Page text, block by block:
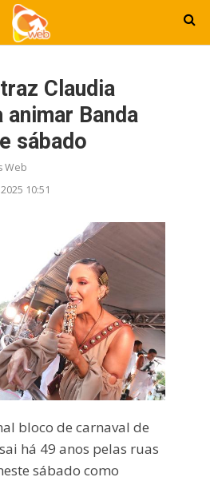
Claudia
Banda
sábado
Web
10:51
bloco de carnaval de
há 49 anos pelas ruas
sábado como